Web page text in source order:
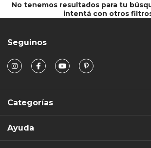
No tenemos resultados para tu
intentá con otros
Seguinos
Categorías
Ayuda